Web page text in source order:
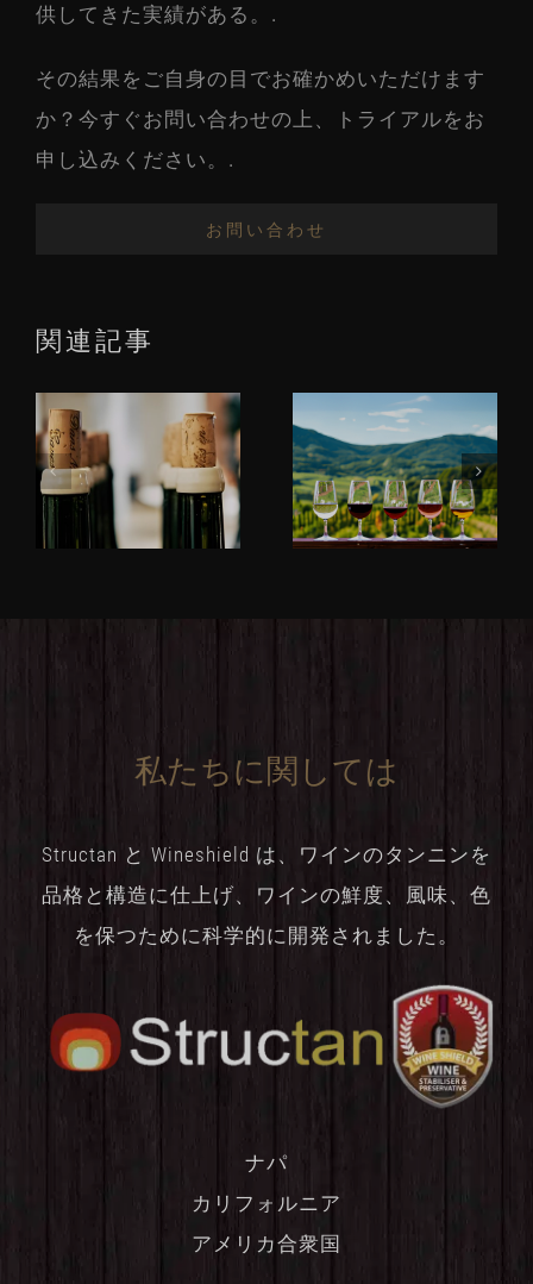
供してきた実績がある。.
その結果をご自身の目でお確かめいただけます
か？今すぐお問い合わせの上、トライアルをお
申し込みください。.
お問い合わせ
関連記事
私たちに関しては
Structan と Wineshield は、ワインのタンニンを
品格と構造に仕上げ、ワインの鮮度、風味、色
を保つために科学的に開発されました。
ナパ
カリフォルニア
アメリカ合衆国